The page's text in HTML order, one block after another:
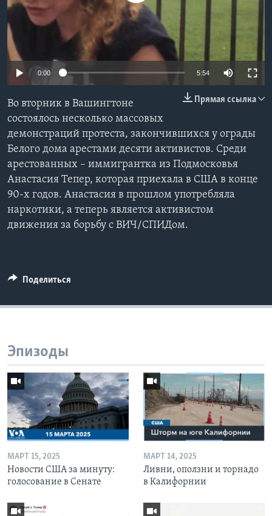
Learning English
СОЦИАЛЬНЫЕ СЕТИ
Языки
0:00 5:54
Прямая ссылка
Во вторник в Вашингтоне
состоялось несколько массовых
демонстраций протеста, закончившихся у ограды
Белого дома арестами десяти активистов. Среди
арестованных – иммигрантка из Подмосковья
Анастасия Тепер, которая приехала в США в конце
90-х годов. Анастасия в прошлом употребляла
наркотики, а теперь является активистом
движения за борьбу с ВИЧ/СПИДом.
Поделиться
Эпизоды
МАРТ 15, 2025
Новости США за минуту:
голосование в Сенате
МАРТ 14, 2025
Ливни, оползни и торнадо
в Калифорнии